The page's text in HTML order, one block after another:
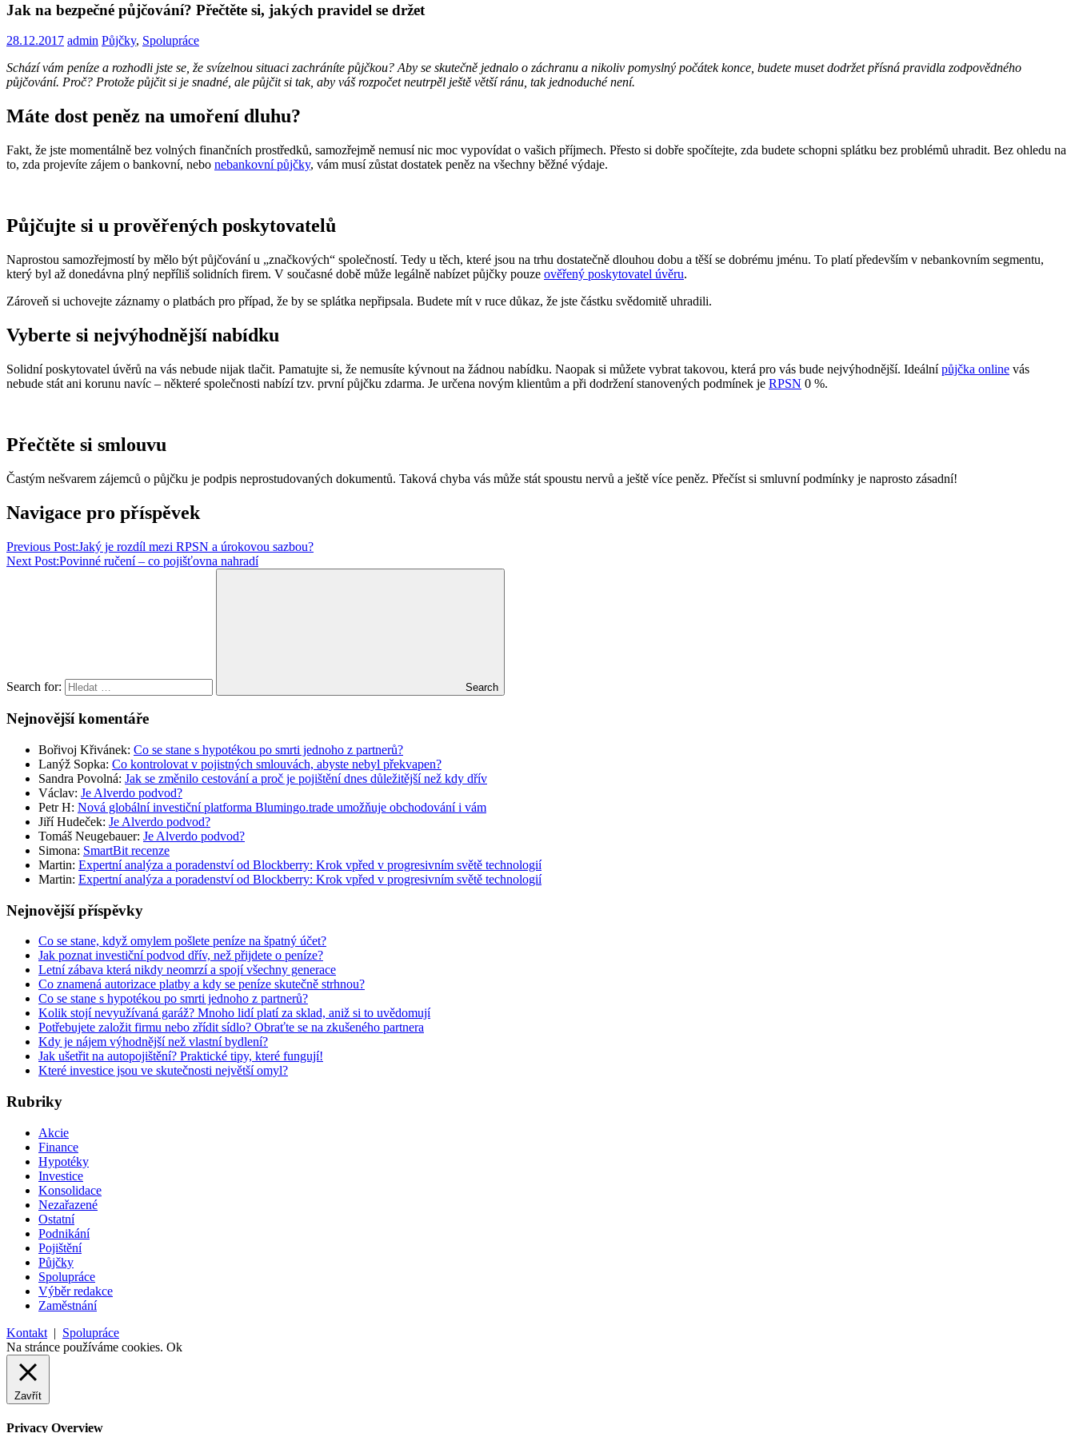
Jak na bezpečné půjčování? Přečtěte si, jakých pravidel se držet
28.12.2017 admin Půjčky, Spolupráce
Schází vám peníze a rozhodli jste se, že svízelnou situaci zachráníte půjčkou? Aby se skutečně jednalo o záchranu a nikoliv pomyslný počátek konce, budete muset dodržet přísná pravidla zodpovědného
půjčování. Proč? Protože půjčit si je snadné, ale půjčit si tak, aby váš rozpočet neutrpěl ještě větší ránu, tak jednoduché není.
Máte dost peněz na umoření dluhu?
Fakt, že jste momentálně bez volných finančních prostředků, samozřejmě nemusí nic moc vypovídat o vašich příjmech. Přesto si dobře spočítejte, zda budete schopni splátku bez problémů uhradit. Bez ohledu na
to, zda projevíte zájem o bankovní, nebo nebankovní půjčky, vám musí zůstat dostatek peněz na všechny běžné výdaje.
Půjčujte si u prověřených poskytovatelů
Naprostou samozřejmostí by mělo být půjčování u „značkových“ společností. Tedy u těch, které jsou na trhu dostatečně dlouhou dobu a těší se dobrému jménu. To platí především v nebankovním segmentu,
který byl až donedávna plný nepříliš solidních firem. V současné době může legálně nabízet půjčky pouze ověřený poskytovatel úvěru.
Zároveň si uchovejte záznamy o platbách pro případ, že by se splátka nepřipsala. Budete mít v ruce důkaz, že jste částku svědomitě uhradili.
Vyberte si nejvýhodnější nabídku
Solidní poskytovatel úvěrů na vás nebude nijak tlačit. Pamatujte si, že nemusíte kývnout na žádnou nabídku. Naopak si můžete vybrat takovou, která pro vás bude nejvýhodnější. Ideálnípůjčka online vás
nebude stát ani korunu navíc – některé společnosti nabízí tzv. první půjčku zdarma. Je určena novým klientům a při dodržení stanovených podmínek je RPSN 0 %.
Přečtěte si smlouvu
Častým nešvarem zájemců o půjčku je podpis neprostudovaných dokumentů. Taková chyba vás může stát spoustu nervů a ještě více peněz. Přečíst si smluvní podmínky je naprosto zásadní!
Navigace pro příspěvek
Previous Post:Jaký je rozdíl mezi RPSN a úrokovou sazbou?
Next Post:Povinné ručení – co pojišťovna nahradí
Search for: Search
Nejnovější komentáře
Bořivoj Křivánek: Co se stane s hypotékou po smrti jednoho z partnerů?
Lanýž Sopka: Co kontrolovat v pojistných smlouvách, abyste nebyl překvapen?
Sandra Povolná: Jak se změnilo cestování a proč je pojištění dnes důležitější než kdy dřív
Václav: Je Alverdo podvod?
Petr H: Nová globální investiční platforma Blumingo.trade umožňuje obchodování i vám
Jiří Hudeček: Je Alverdo podvod?
Tomáš Neugebauer: Je Alverdo podvod?
Simona: SmartBit recenze
Martin: Expertní analýza a poradenství od Blockberry: Krok vpřed v progresivním světě technologií
Martin: Expertní analýza a poradenství od Blockberry: Krok vpřed v progresivním světě technologií
Nejnovější příspěvky
Co se stane, když omylem pošlete peníze na špatný účet?
Jak poznat investiční podvod dřív, než přijdete o peníze?
Letní zábava která nikdy neomrzí a spojí všechny generace
Co znamená autorizace platby a kdy se peníze skutečně strhnou?
Co se stane s hypotékou po smrti jednoho z partnerů?
Kolik stojí nevyužívaná garáž? Mnoho lidí platí za sklad, aniž si to uvědomují
Potřebujete založit firmu nebo zřídit sídlo? Obraťte se na zkušeného partnera
Kdy je nájem výhodnější než vlastní bydlení?
Jak ušetřit na autopojištění? Praktické tipy, které fungují!
Které investice jsou ve skutečnosti největší omyl?
Rubriky
Akcie
Finance
Hypotéky
Investice
Konsolidace
Nezařazené
Ostatní
Podnikání
Pojištění
Půjčky
Spolupráce
Výběr redakce
Zaměstnání
Kontakt | Spolupráce
Na stránce používáme cookies. Ok
Zavřít
Privacy Overview